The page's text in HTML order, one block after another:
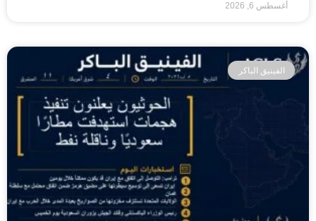
أغسطس 6, 2026
الفينيق الباكر